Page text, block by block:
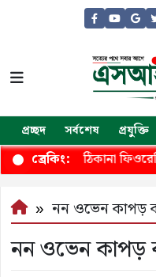
প্রচ্ছদ সর্বশেষ প্রযুক্তি
ব্রেকিং:
নতুন ঠিকানা
নন ওভেন কাপড়
নন ওভেন কাপড়